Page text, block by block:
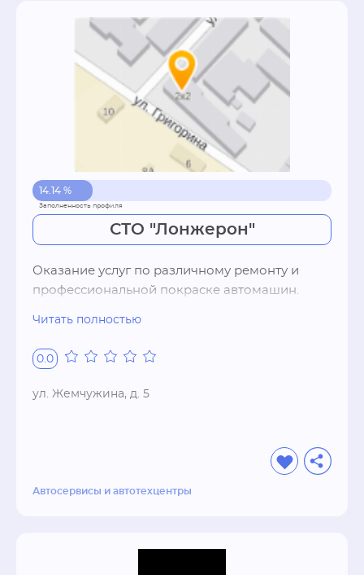
14.14 %
СТО "Лонжерон"
Оказание услуг по различному ремонту и
профессиональной покраске автомашин.
пластика. Кузовные работы любой сложности
в Гатчине. Слесарные работы, покраска
пятнами, покраска переходом любым цветом!
У НАС САМЫЕ НИЗКИЕ ЦЕНЫ В ГОРОДЕ
ГАТЧИНА НА КУЗОВНЫЕ РАБОТЫ!!
Читать полностью
0.0
ул. Жемчужина, д. 5
Автосервисы и автотехцентры